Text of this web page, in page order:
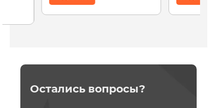
Остались вопросы?